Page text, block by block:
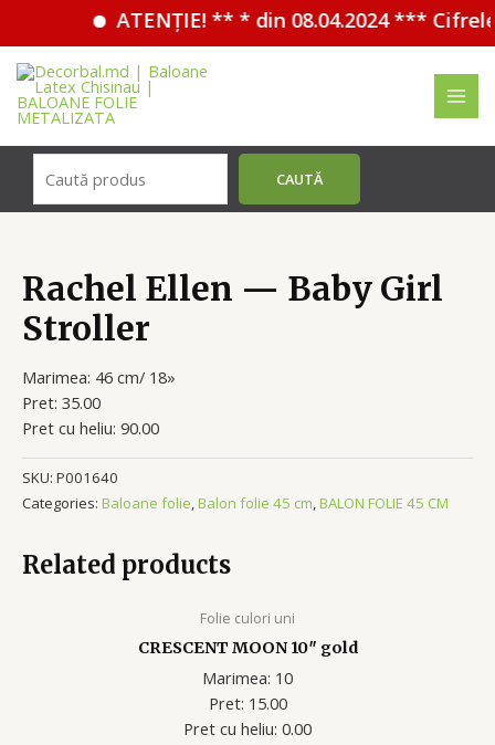
ATENȚIE! ** * din 08.04.2024 ***
Перейти
содержимому
CAUTĂ
Rachel Ellen — Baby Girl
Stroller
Marimea: 46 cm/ 18»
Pret: 35.00
Pret cu heliu: 90.00
SKU: P001640
Categories: Baloane folie,Balon folie 45 cm,BALON FOLIE 45 CM
Related products
Folie culori uni
CRESCENT MOON 10″ gold
Marimea: 10
Pret: 15.00
Pret cu heliu: 0.00